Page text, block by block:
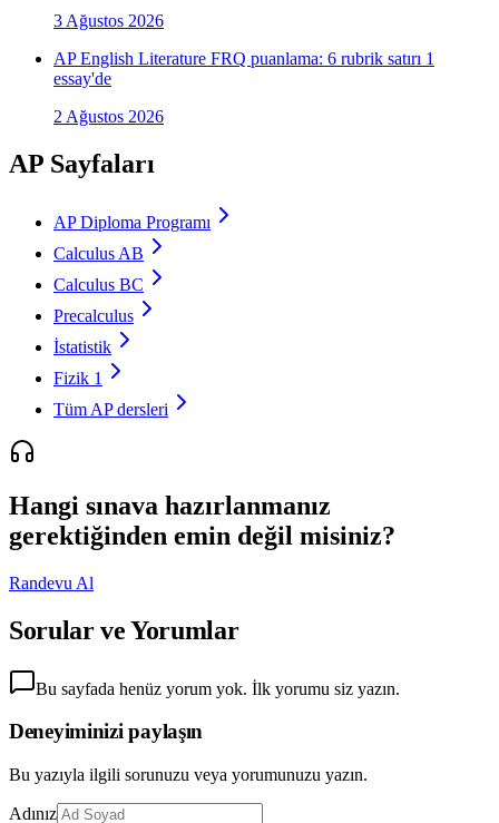
3 Ağustos 2026
AP English Literature FRQ puanlama: 6 rubrik satırı 1
essay'de
2 Ağustos 2026
AP Sayfaları
AP Diploma Programı
Calculus AB
Calculus BC
Precalculus
İstatistik
Fizik 1
Tüm AP dersleri
Hangi sınava hazırlanmanız
gerektiğinden emin değil misiniz?
Randevu Al
Sorular ve Yorumlar
Bu sayfada henüz yorum yok. İlk yorumu siz yazın.
Deneyiminizi paylaşın
Bu yazıyla ilgili sorunuzu veya yorumunuzu yazın.
Adınız